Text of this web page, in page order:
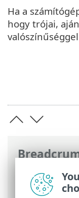
ESET Online
Észlelések >
Ha a
hogy trójai,